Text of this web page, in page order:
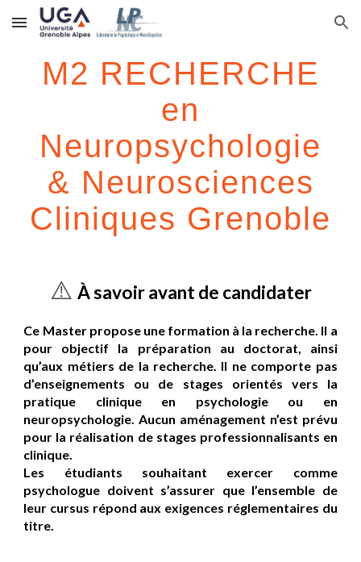
Skip to main content Skip to navigation
M2 RECHERCHE
en
Neuropsychologie
& Neurosciences
Cliniques Grenoble
⚠️ À savoir avant de candidater
Ce Master propose une formation à la recherche. Il a
pour objectif la préparation au doctorat, ainsi
qu’aux métiers de la recherche. Il ne comporte pas
d’enseignements ou de stages orientés vers la
pratique clinique en psychologie ou en
neuropsychologie. Aucun aménagement n’est prévu
pour la réalisation de stages professionnalisants en
clinique.
Les étudiants souhaitant exercer comme
psychologue doivent s’assurer que l’ensemble de
leur cursus répond aux exigences réglementaires du
titre.